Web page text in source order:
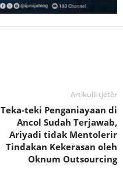
Artikulli tjetër
Teka-teki Penganiayaan di
Ancol Sudah Terjawab,
Ariyadi tidak Mentolerir
Tindakan Kekerasan oleh
Oknum Outsourcing